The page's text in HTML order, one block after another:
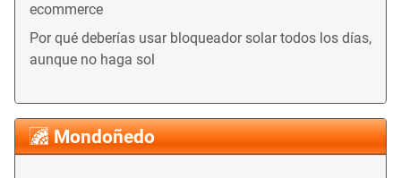
Mondoñedo
ecommerce
Por qué deberías usar bloqueador solar todos los días,
aunque no haga sol